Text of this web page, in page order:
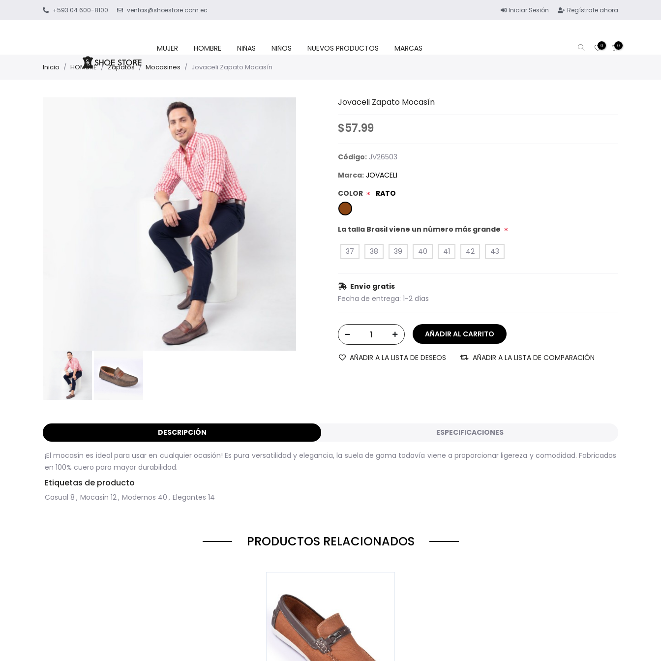
+593 04 600-8100 ventas@shoestore.com.ec Iniciar Sesión Regístrate ahora
MUJER HOMBRE NIÑAS NIÑOS NUEVOS PRODUCTOS MARCAS 0 0
Inicio / HOMBRE / Zapatos / Mocasines / Jovaceli Zapato Mocasín
Jovaceli Zapato Mocasín
$57.99
Código: JV26503
Marca: JOVACELI
COLOR * RATO
La talla Brasil viene un número más grande *
37 38 39 40 41 42 43
Envío gratis
Fecha de entrega: 1-2 días
AÑADIR A LA LISTA DE DESEOS AÑADIR A LA LISTA DE COMPARACIÓN
DESCRIPCIÓN ESPECIFICACIONES
¡El mocasín es ideal para usar en cualquier ocasión!Es pura versatilidad y elegancia, la suela de goma todavía viene a proporcionar ligereza y comodidad.Fabricados
en 100% cuero para mayor durabilidad.
Etiquetas de producto
Casual 8 , Mocasin 12, Modernos 40 , Elegantes 14
PRODUCTOS RELACIONADOS